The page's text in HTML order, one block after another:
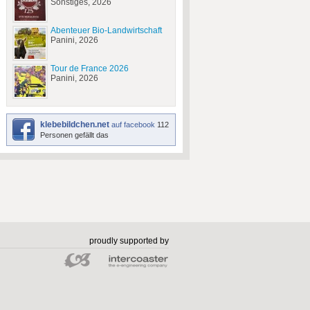
Sonstiges, 2026
Abenteuer Bio-Landwirtschaft
Panini, 2026
Tour de France 2026
Panini, 2026
klebebildchen.netauf facebook 112
Personen gefällt das
proudly supported by